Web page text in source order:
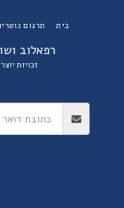
רפאלוב
זכויות יוצרים © 2026 כל
בית תרגום